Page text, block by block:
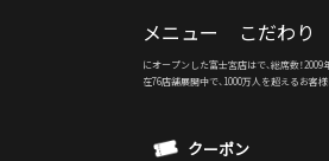
メニュー こだわり
にオープンした富士宮店はで、総席数！
在76店舗展開中で、1000万人を超えるお客
クーポン